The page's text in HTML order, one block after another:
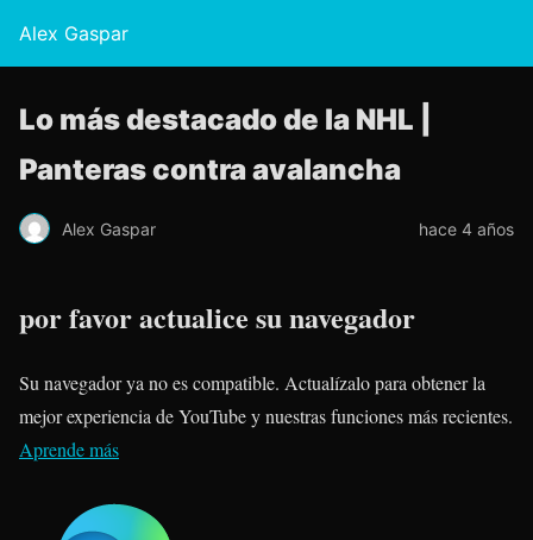
Alex Gaspar
Lo más destacado de la NHL |
Panteras contra avalancha
Alex Gaspar hace 4 años
por favor actualice su navegador
Su navegador ya no es compatible. Actualízalo para obtener la
mejor experiencia de YouTube y nuestras funciones más recientes.
Aprende más